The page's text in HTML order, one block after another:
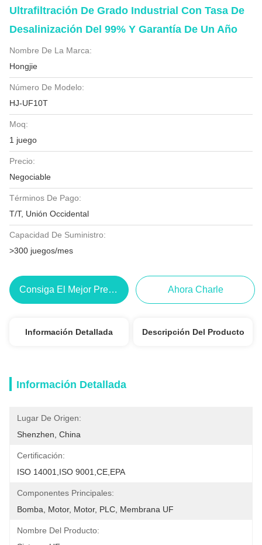
Ultrafiltración De Grado Industrial Con Tasa De
Desalinización Del 99% Y Garantía De Un Año
Nombre De La Marca:
Hongjie
Número De Modelo:
HJ-UF10T
Moq:
1 juego
Precio:
Negociable
Términos De Pago:
T/T, Unión Occidental
Capacidad De Suministro:
>300 juegos/mes
Consiga El Mejor Precio Ahora Charle
Información Detallada Descripción Del Producto
Información Detallada
Lugar De Origen:
Shenzhen, China
Certificación:
ISO 14001,ISO 9001,CE,EPA
Componentes Principales:
Bomba, Motor, Motor, PLC, Membrana UF
Nombre Del Producto: